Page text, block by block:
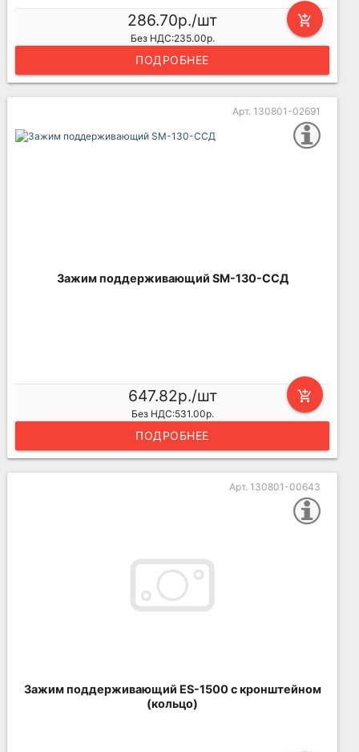
add_shopping_cart
286.70р./шт
Без НДС:235.00р.
ПОДРОБНЕЕ
Арт. 130801-02691
Зажим поддерживающий SM-130-ССД
add_shopping_cart
647.82р./шт
Без НДС:531.00р.
ПОДРОБНЕЕ
Арт. 130801-00643
Зажим поддерживающий ES-1500 с кронштейном
(кольцо)